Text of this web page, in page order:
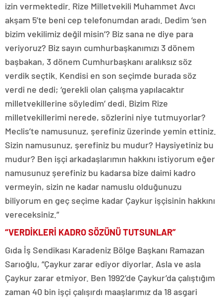
izin vermektedir. Rize Milletvekili Muhammet Avcı
akşam 5’te beni cep telefonumdan aradı. Dedim ‘sen
bizim vekilimiz değil misin’? Biz sana ne diye para
veriyoruz? Biz sayın cumhurbaşkanımızı 3 dönem
başbakan, 3 dönem Cumhurbaşkanı aralıksız söz
verdik seçtik. Kendisi en son seçimde burada söz
verdi ne dedi; ‘gerekli olan çalışma yapılacaktır
milletvekillerine söyledim’ dedi. Bizim Rize
milletvekillerimi nerede, sözlerini niye tutmuyorlar?
Meclis’te namusunuz, şerefiniz üzerinde yemin ettiniz.
Sizin namusunuz, şerefiniz bu mudur? Haysiyetiniz bu
mudur? Ben işçi arkadaşlarımın hakkını istiyorum eğer
namusunuz şerefiniz bu kadarsa bize daimi kadro
vermeyin, sizin ne kadar namuslu olduğunuzu
biliyorum en geç seçime kadar Çaykur işçisinin hakkını
vereceksiniz.”
“VERDİKLERİ KADRO SÖZÜNÜ TUTSUNLAR”
Gıda İş Sendikası Karadeniz Bölge Başkanı Ramazan
Sarıoğlu, “Çaykur zarar ediyor diyorlar. Asla ve asla
Çaykur zarar etmiyor. Ben 1992’de Çaykur’da çalıştığım
zaman 40 bin işçi çalışırdı maaşlarımız da 18 asgari